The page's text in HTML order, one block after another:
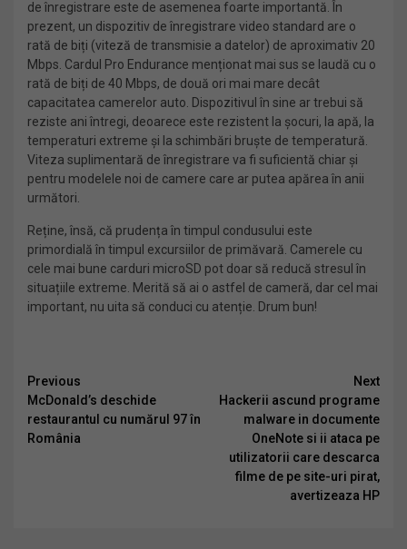
de înregistrare este de asemenea foarte importantă. În
prezent, un dispozitiv de înregistrare video standard are o
rată de biți (viteză de transmisie a datelor) de aproximativ 20
Mbps. Cardul Pro Endurance menționat mai sus se laudă cu o
rată de biți de 40 Mbps, de două ori mai mare decât
capacitatea camerelor auto. Dispozitivul în sine ar trebui să
reziste ani întregi, deoarece este rezistent la șocuri, la apă, la
temperaturi extreme și la schimbări bruște de temperatură.
Viteza suplimentară de înregistrare va fi suficientă chiar și
pentru modelele noi de camere care ar putea apărea în anii
următori.
Reține, însă, că prudența în timpul condusului este
primordială în timpul excursiilor de primăvară. Camerele cu
cele mai bune carduri microSD pot doar să reducă stresul în
situațiile extreme. Merită să ai o astfel de cameră, dar cel mai
important, nu uita să conduci cu atenție. Drum bun!
Continue
Reading
Previous
McDonald’s deschide
restaurantul cu numărul 97 în
România
Next
Hackerii ascund programe
malware in documente
OneNote si ii ataca pe
utilizatorii care descarca
filme de pe site-uri pirat,
avertizeaza HP